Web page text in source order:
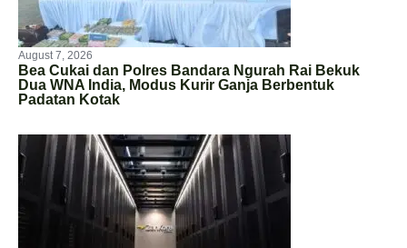
August 7, 2026
Bea Cukai dan Polres Bandara Ngurah Rai Bekuk
Dua WNA India, Modus Kurir Ganja Berbentuk
Padatan Kotak